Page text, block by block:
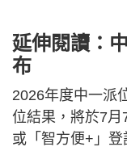
延伸閱讀：
布
2026年度中一派
位結果，將於7月
或「智方便+」